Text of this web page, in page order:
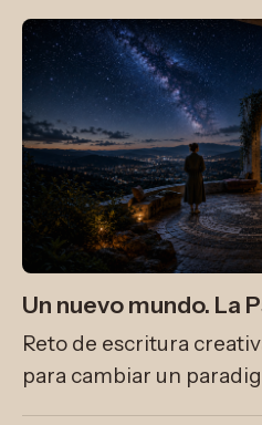
Un nuevo mundo. La
Reto de escritura
para cambiar un